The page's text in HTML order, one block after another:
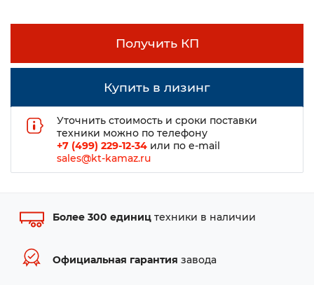
Получить КП
Купить в лизинг
Уточнить стоимость и сроки поставки
техники можно по телефону
+7 (499) 229-12-34 или по e-mail
sales@kt-kamaz.ru
Более 300 единиц техники в наличии
Официальная гарантия завода